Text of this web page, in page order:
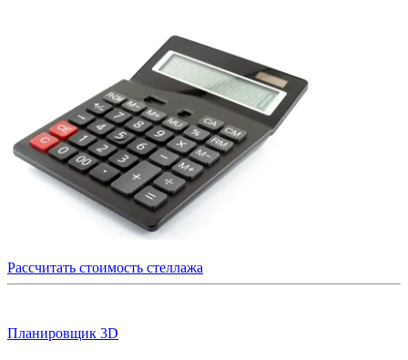
Рассчитать стоимость стеллажа
Планировщик 3D